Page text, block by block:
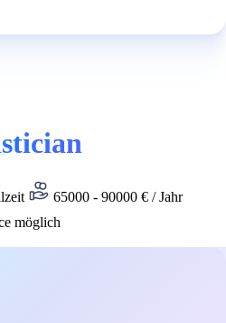
65000 - 90000 € / Jahr
möglich